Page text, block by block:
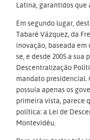
Latina, garantidos que
Em segundo lugar,
Tabaré Vázquez, da
inovação, baseada
se, e desde 2005 a
Descentralização
mandato presidencial.
possuía apenas os
primeira vista, parece
política: a Lei de
Montevidéu.